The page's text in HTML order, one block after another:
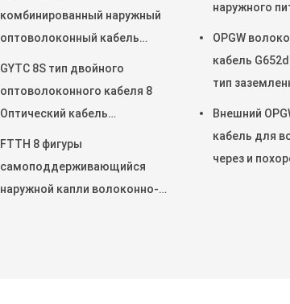
комбинированный наружный
оптоволоконный кабель
GYTC 8S тип двойного
оптоволоконного кабеля 8
Оптический кабель
FTTH 8 фигуры
самоподдерживающийся
наружной капли волоконно-
наружного
OPGW
кабель
тип
Внешний
кабель для
через и